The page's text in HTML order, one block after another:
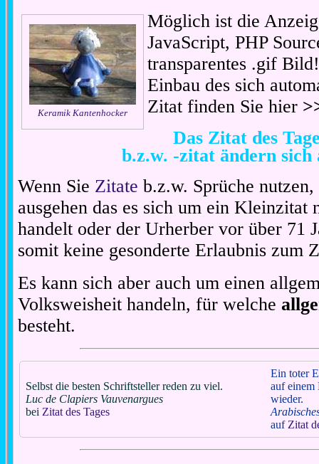
Keramik Kantenhocker
Möglich ist die
JavaScript, PHP
transparentes .gif
Einbau des sich
Zitat finden Sie hier
Das Zitat des
b.z.w. -zitat ändern sich
Wenn Sie Zitate b.z.w. Sprüche
ausgehen das es sich um ein Kleinzitat
handelt oder der Urherber vor über 71
somit keine gesonderte Erlaubnis zum
Es kann sich aber auch um einen
Volksweisheit handeln, für welche
besteht.
Selbst die besten Schriftsteller reden zu viel.
Luc de Clapiers Vauvenargues
bei Zitat des Tages
Ein toter
auf einem
wieder.
auf Zitat